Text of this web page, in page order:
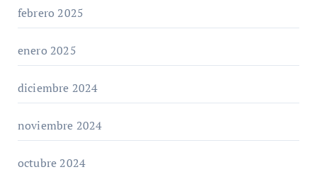
febrero 2025
enero 2025
diciembre 2024
noviembre 2024
octubre 2024